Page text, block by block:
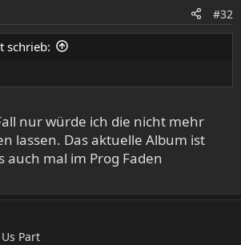
#32
schrieb:
nur würde ich die nicht mehr
lassen. Das aktuelle Album ist
auch mal im Prog Faden
Part